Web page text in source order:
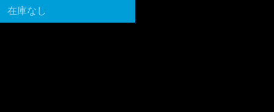
在庫なし